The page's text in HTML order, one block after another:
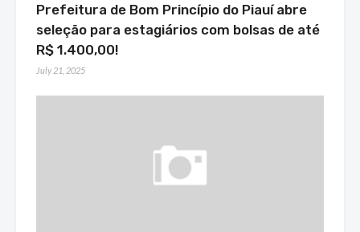
Prefeitura de Bom Princípio do Piauí abre
seleção para estagiários com bolsas de até
R$ 1.400,00!
July 21, 2025